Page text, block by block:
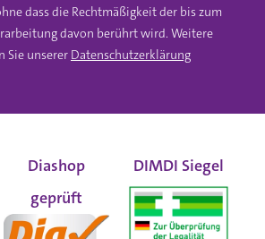
dass die Rechtmäßigkeit der bis zum
davon berührt wird. Weitere
Sie unserer Datenschutzerklärung
Diashop
geprüft
DIMDI Siegel